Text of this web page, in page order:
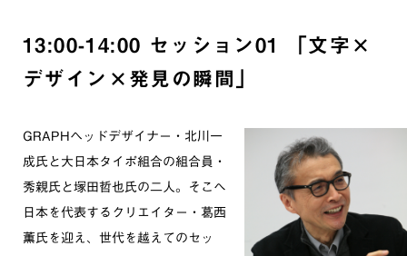
13:00-14:00 セッション01 「文字×
デザイン×発見の瞬間」
GRAPHヘッドデザイナー・北川一
成氏と大日本タイポ組合の組合員・
秀親氏と塚田哲也氏の二人。そこへ
日本を代表するクリエイター・葛西
薫氏を迎え、世代を越えてのセッ